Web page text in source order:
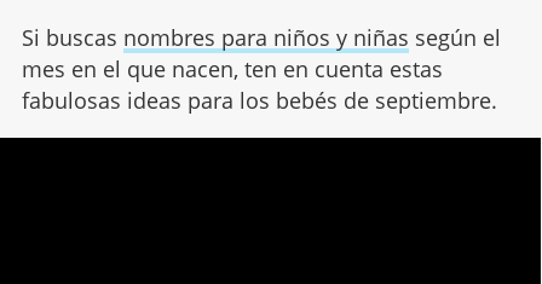
Si buscas nombres para niños y niñas según el
mes en el que nacen, ten en cuenta estas
fabulosas ideas para los bebés de septiembre.